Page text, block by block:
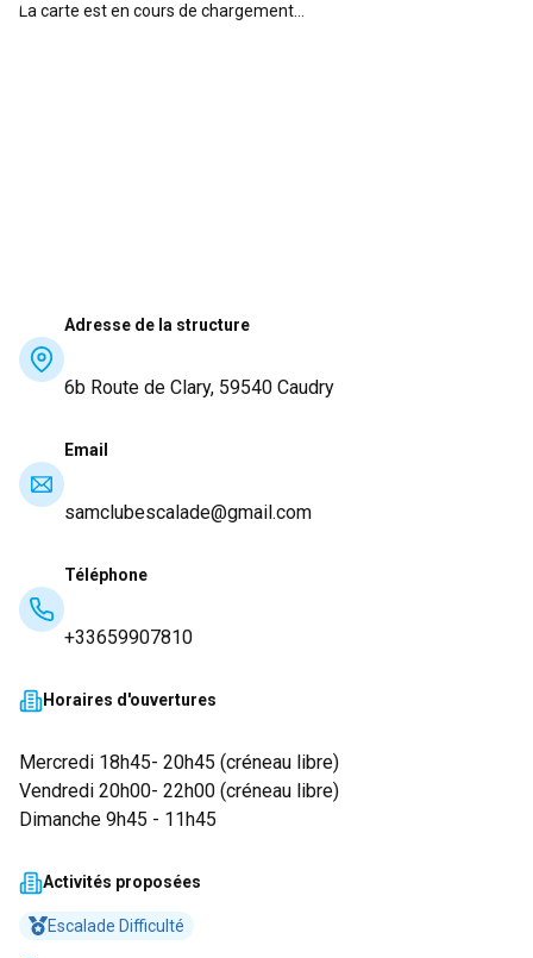
La carte est en cours de chargement...
Adresse de la structure
6b Route de Clary, 59540 Caudry
Email
samclubescalade@gmail.com
Téléphone
+33659907810
Horaires d'ouvertures
Mercredi 18h45- 20h45 (créneau libre)
Vendredi 20h00- 22h00 (créneau libre)
Dimanche 9h45 - 11h45
Activités proposées
Escalade Difficulté